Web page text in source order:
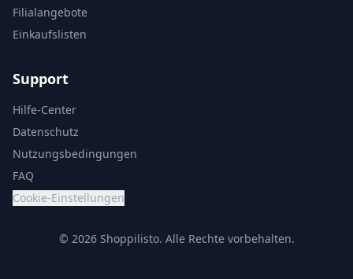
Filialangebote
Einkaufslisten
Support
Hilfe-Center
Datenschutz
Nutzungsbedingungen
FAQ
Cookie-Einstellungen
© 2026 Shoppilisto. Alle Rechte vorbehalten.